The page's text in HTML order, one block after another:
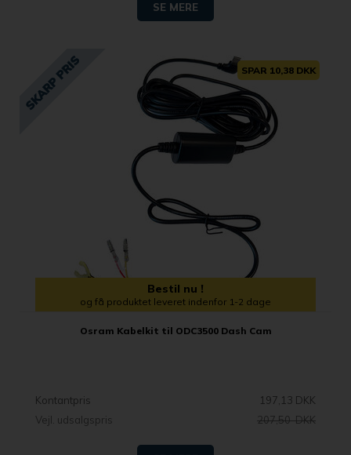
SE MERE
SPAR 10,38 DKK
Bestil nu !
og få produktet leveret indenfor 1-2 dage
Osram Kabelkit til ODC3500 Dash Cam
Kontantpris
197,13 DKK
Vejl. udsalgspris
207,50 DKK